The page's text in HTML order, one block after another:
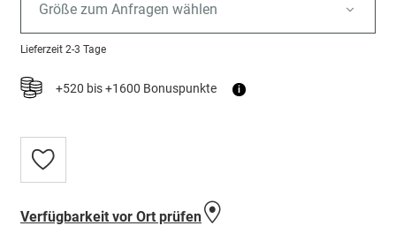
Größe zum Anfragen wählen
Lieferzeit 2-3 Tage
+520 bis +1600 Bonuspunkte i
Zur
Wunschliste
Verfügbarkeit vor Ort prüfen